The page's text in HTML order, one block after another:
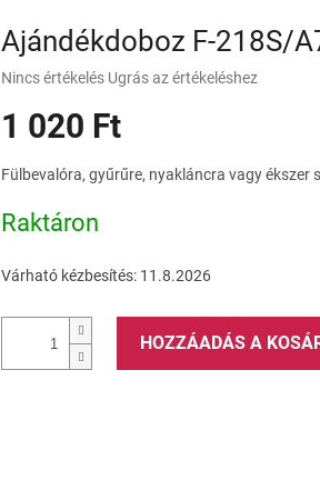
Ajándékdoboz F-218S/
A
átlagos
értékelése
ből
csillag.
Nincs értékelés Ugrás az értékeléshez
1 020 Ft
Fülbevalóra, gyűrűre, nyakláncra vagy ékszer
Raktáron
Várható kézbesítés: 11.8.2026
HOZZÁADÁS A